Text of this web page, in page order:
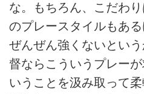
な。もちろん、こだわ
のプレースタイルもあ
ぜんぜん強くないとい
督ならこういうプレー
いうことを汲み取って